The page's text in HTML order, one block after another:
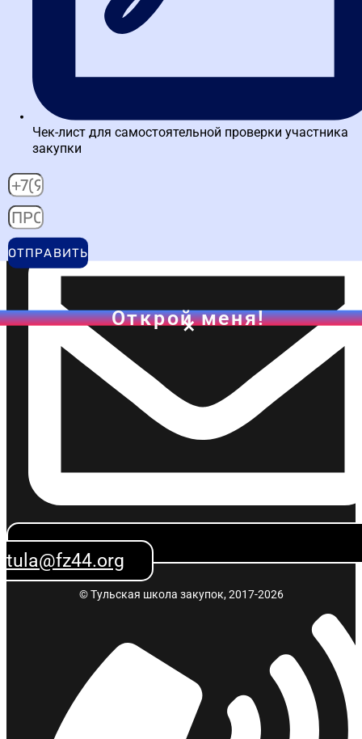
Чек-лист для самостоятельной проверки участника
закупки
ОТПРАВИТЬ
Открой меня!
Написать в MAX
tula@fz44.org
© Тульская школа закупок, 2017-2026